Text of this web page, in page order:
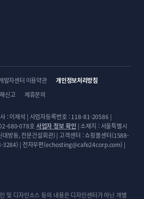
발자센터 이용약관
개인정보처리방침
신고 제휴문의
: 이재석 | 사업자등록번호 : 118-81-20586 |
680-078호사업자 정보 확인 | 소재지 : 서울특별시
방동, 전문건설회관) | 고객센터 : 쇼핑몰센터(1588-
3284) | 전자우편(echosting@cafe24corp.com) |
및 디자인소스 등의 내용은 디자인센터가 아닌 개별